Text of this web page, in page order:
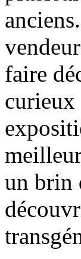
faire
curieux
un brin